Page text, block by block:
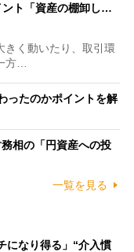
ント「資産の棚卸し…
く動いたり、取引環
方…
ったのかポイントを解
相の「円資産への投
一覧を見る
になり得る」“介入慣